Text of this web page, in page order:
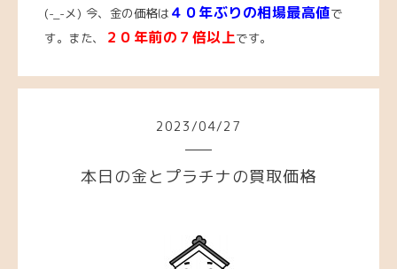
(-_-メ) 今、 金の価格は ４０年ぶりの相場最高値で
す。また、
２０年前の７倍以上です。
2023 /04/27
本日の金とプラチナの買取価格